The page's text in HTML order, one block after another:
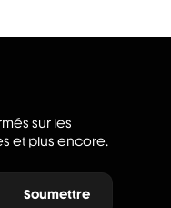
sur les
et plus encore.
Soumettre